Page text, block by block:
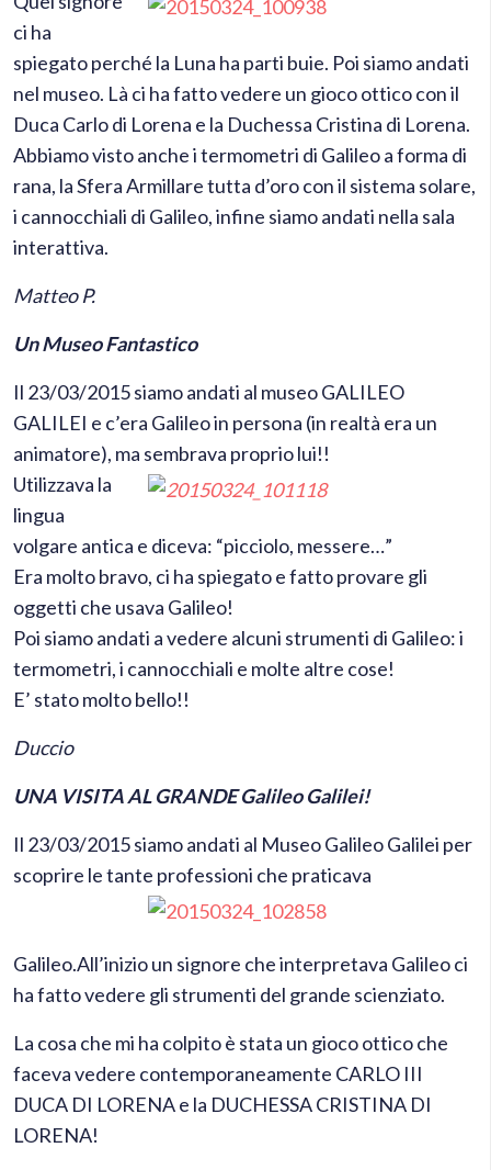
ci ha
spiegato perché la Luna ha parti buie. Poi siamo andati
nel museo. Là ci ha fatto vedere un gioco ottico con il
Duca Carlo di Lorena e la Duchessa Cristina di Lorena.
Abbiamo visto anche i termometri di Galileo a forma di
rana, la Sfera Armillare tutta d’oro con il sistema solare,
i cannocchiali di Galileo, infine siamo andati nella sala
interattiva.
Matteo P.
Un Museo Fantastico
Il 23/03/2015 siamo andati al museo GALILEO
GALILEI e c’era Galileo in persona (in realtà era un
animatore), ma sembrava proprio lui!!
Utilizzava la
lingua
volgare antica e diceva: “picciolo, messere…”
Era molto bravo, ci ha spiegato e fatto provare gli
oggetti che usava Galileo!
Poi siamo andati a vedere alcuni strumenti di Galileo: i
termometri, i cannocchiali e molte altre cose!
E’ stato molto bello!!
Duccio
UNA VISITA AL GRANDE Galileo Galilei!
Il 23/03/2015 siamo andati al Museo Galileo Galilei per
scoprire le tante professioni che praticava
Galileo.All’inizio un signore che interpretava Galileo ci
ha fatto vedere gli strumenti del grande scienziato.
La cosa che mi ha colpito è stata un gioco ottico che
faceva vedere contemporaneamente CARLO III
DUCA DI LORENA e la DUCHESSA CRISTINA DI
LORENA!